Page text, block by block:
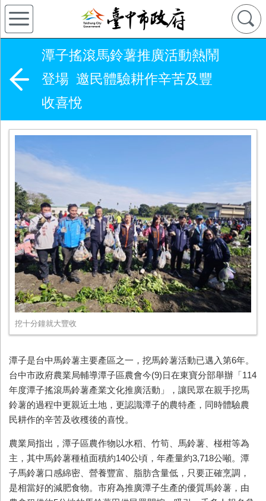
潭子搖滾馬鈴薯推廣活動熱鬧
登場 邀民體驗耕作辛苦及豐
收喜悅
挖十分鐘就大豐收
潭子是台中馬鈴薯主要產區之一，挖馬鈴薯活動已邁入第6年。
台中市政府農業局輔導潭子區農會今(9)日在東寶分部舉辦「114
年度潭子搖滾馬鈴薯產業文化推廣活動」，讓民眾在親手挖馬
鈴薯的過程中更親近土地，更認識潭子的農特產，同時體驗農
民耕作的辛苦及收穫後的喜悅。
農業局指出，潭子區農作物以水稻、竹筍、馬鈴薯、椪柑等為
主，其中馬鈴薯種植面積約140公頃，年產量約3,718公噸。潭
子馬鈴薯口感綿密、營養豐富、脂肪含量低，只要正確烹調，
是相當好的減肥食物。市府為推廣潭子生產的優質馬鈴薯，由